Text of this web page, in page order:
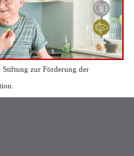
Stiftung zur Förderung der